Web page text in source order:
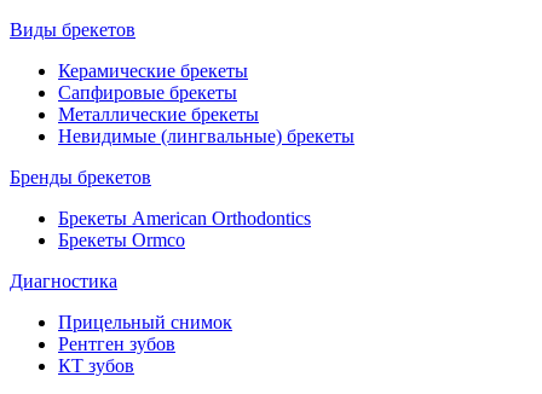
Виды брекетов
Керамические брекеты
Сапфировые брекеты
Металлические брекеты
Невидимые (лингвальные) брекеты
Бренды брекетов
Брекеты American Orthodontics
Брекеты Ormco
Диагностика
Прицельный снимок
Рентген зубов
КТ зубов